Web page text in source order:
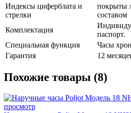
Индексы циферблата и
стрелки
покрыты
составом
Комплектация
паспорт.
Специальная функция
Часы
Гарантия
12
Похожие товары (8)
просмотр